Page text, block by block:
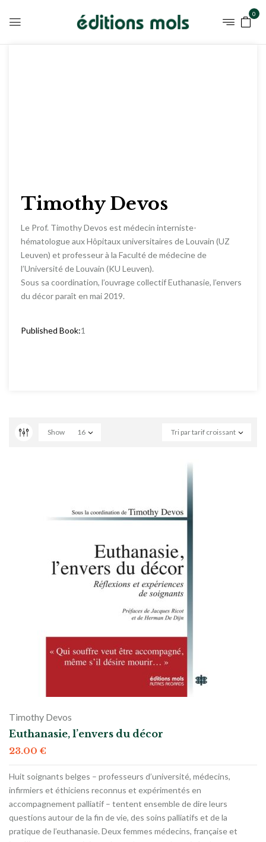
0
Timothy Devos
Le Prof. Timothy Devos est médecin interniste-
hématologue aux Hôpitaux universitaires de Louvain (UZ
Leuven) et professeur à la Faculté de médecine de
l’Université de Louvain (KU Leuven).
Sous sa coordination, l’ouvrage collectif Euthanasie, l’envers
du décor paraît en mai 2019.
Published Book:1
Tri par tarif croissant
Show 16
Timothy Devos
Euthanasie, l’envers du décor
23.00 €
Huit soignants belges – professeurs d’université, médecins,
infirmiers et éthiciens reconnus et expérimentés en
accompagnement palliatif – tentent ensemble de dire leurs
questions autour de la fin de vie, des soins palliatifs et de la
pratique de l’euthanasie. Deux femmes médecins, française et